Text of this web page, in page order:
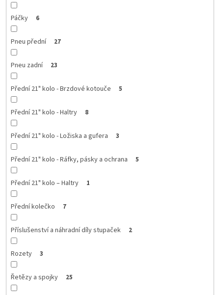
Páčky 6
Pneu přední 27
Pneu zadní 23
Přední 21" kolo - Brzdové kotouče 5
Přední 21" kolo - Haltry 8
Přední 21" kolo - Ložiska a gufera 3
Přední 21" kolo - Ráfky, pásky a ochrana 5
Přední 21" kolo – Haltry 1
Přední kolečko 7
Příslušenství a náhradní díly stupaček 2
Rozety 3
Řetězy a spojky 25